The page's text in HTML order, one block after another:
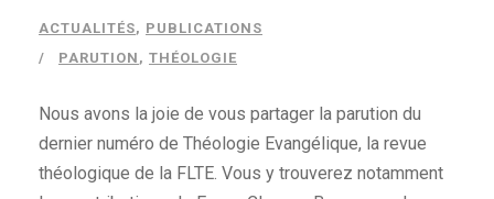
ACTUALITÉS, PUBLICATIONS
PARUTION , THÉOLOGIE
Nous avons la joie de vous partager la parution du
dernier numéro de Théologie Evangélique, la revue
théologique de la FLTE. Vous y trouverez notamment